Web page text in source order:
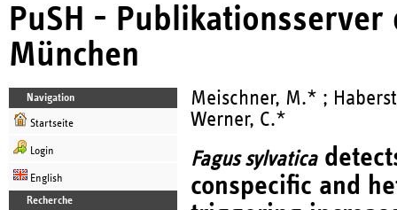
PuSH -
München
Navigation
Startseite
Login
English
Recherche
Meischner, M.* ;
Werner, C.*
Fagus sylvatica
conspecific and